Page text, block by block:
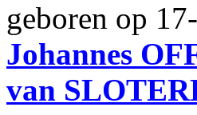
geboren op
Johannes
van